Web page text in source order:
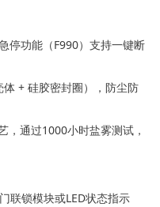
停功能（F990）支持一键断
+ 硅胶密封圈），防尘防
，通过1000小时盐雾测试，
联锁模块或LED状态指示